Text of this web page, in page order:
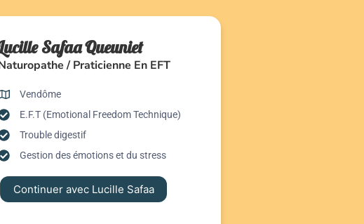
Safaa Queuniet
/ Praticienne En EFT
Vendôme
E.F.T (Emotional Freedom Technique)
Trouble digestif
Gestion des émotions et du stress
Continuer avec Lucille Safaa